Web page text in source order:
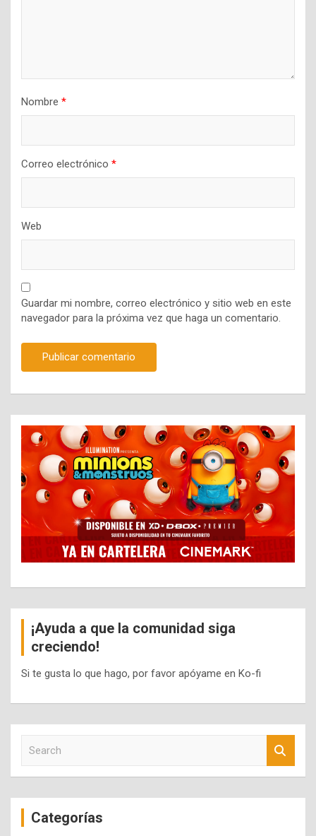
Nombre *
Correo electrónico *
Web
Guardar mi nombre, correo electrónico y sitio web en este
navegador para la próxima vez que haga un comentario.
¡Ayuda a que la comunidad siga
creciendo!
Si te gusta lo que hago, por favor apóyame en Ko-fi
c
Categorías